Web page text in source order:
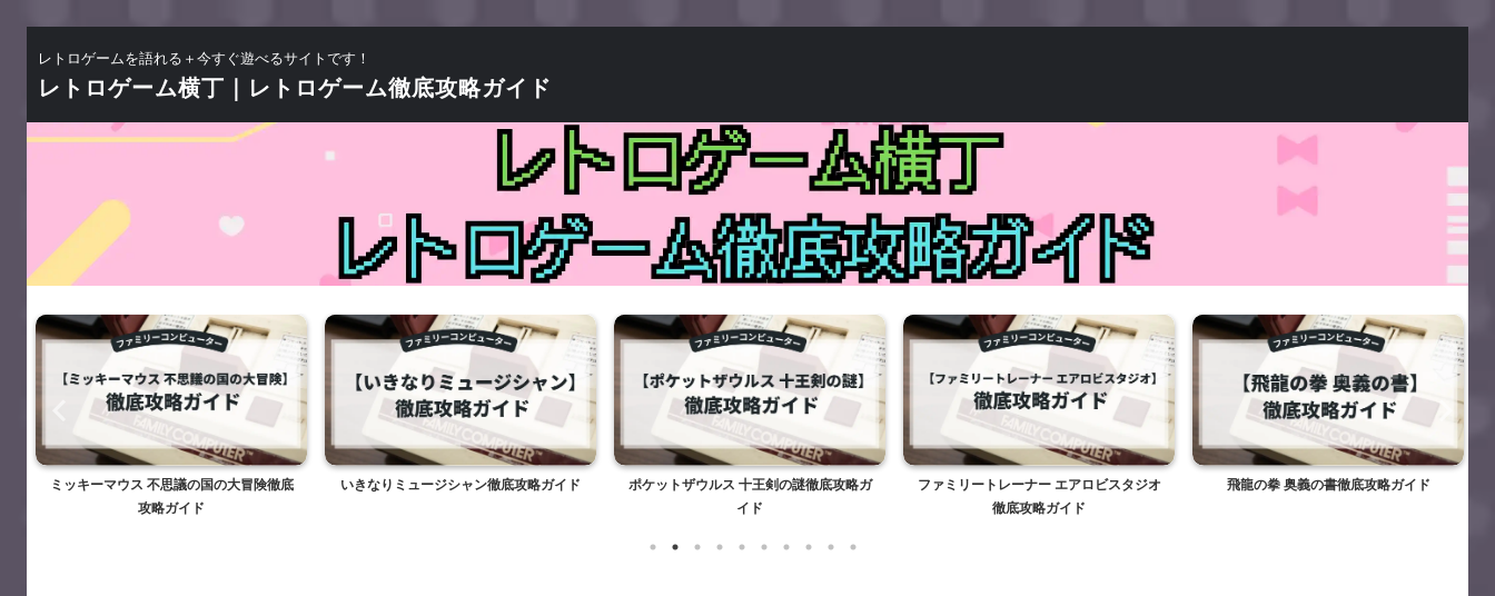
レトロゲームを語れる＋今すぐ遊べるサイトです！
レトロゲーム横丁｜レトロゲーム徹底攻略ガイド
ミッキーマウス 不思議の国の大冒険徹底
攻略ガイド
いきなりミュージシャン徹底攻略ガイド
ポケットザウルス 十王剣の謎徹底攻略ガ
イド
ファミリートレーナー エアロビスタジオ
徹底攻略ガイド
飛龍の拳 奥義の書徹底攻略ガイド